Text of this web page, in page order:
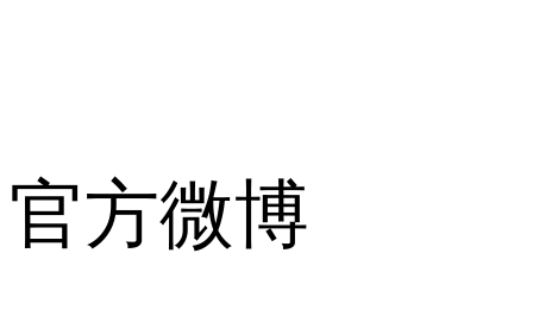
官方微博